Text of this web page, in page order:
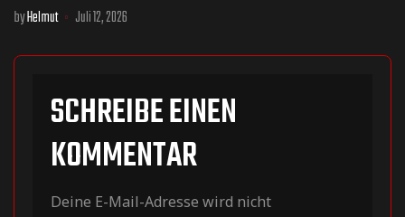
byHelmut Juli 12, 2026
SCHREIBE EINEN
KOMMENTAR
Deine E-Mail-Adresse wird nicht